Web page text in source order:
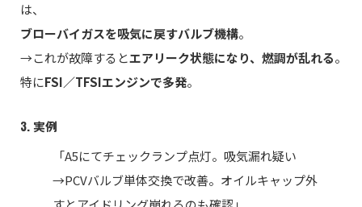
は、
ブローバイガスを吸気に戻すバルブ機構。
→これが故障するとエアリーク状態になり、燃調が乱れる。
特にFSI／TFSIエンジンで多発。
3. 実例
「A5にてチェックランプ点灯。吸気漏れ疑い
→PCVバルブ単体交換で改善。オイルキャップ外